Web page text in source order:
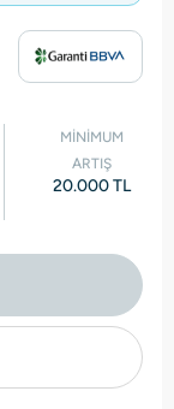
MİNİMUM
ARTIŞ
20.000 TL